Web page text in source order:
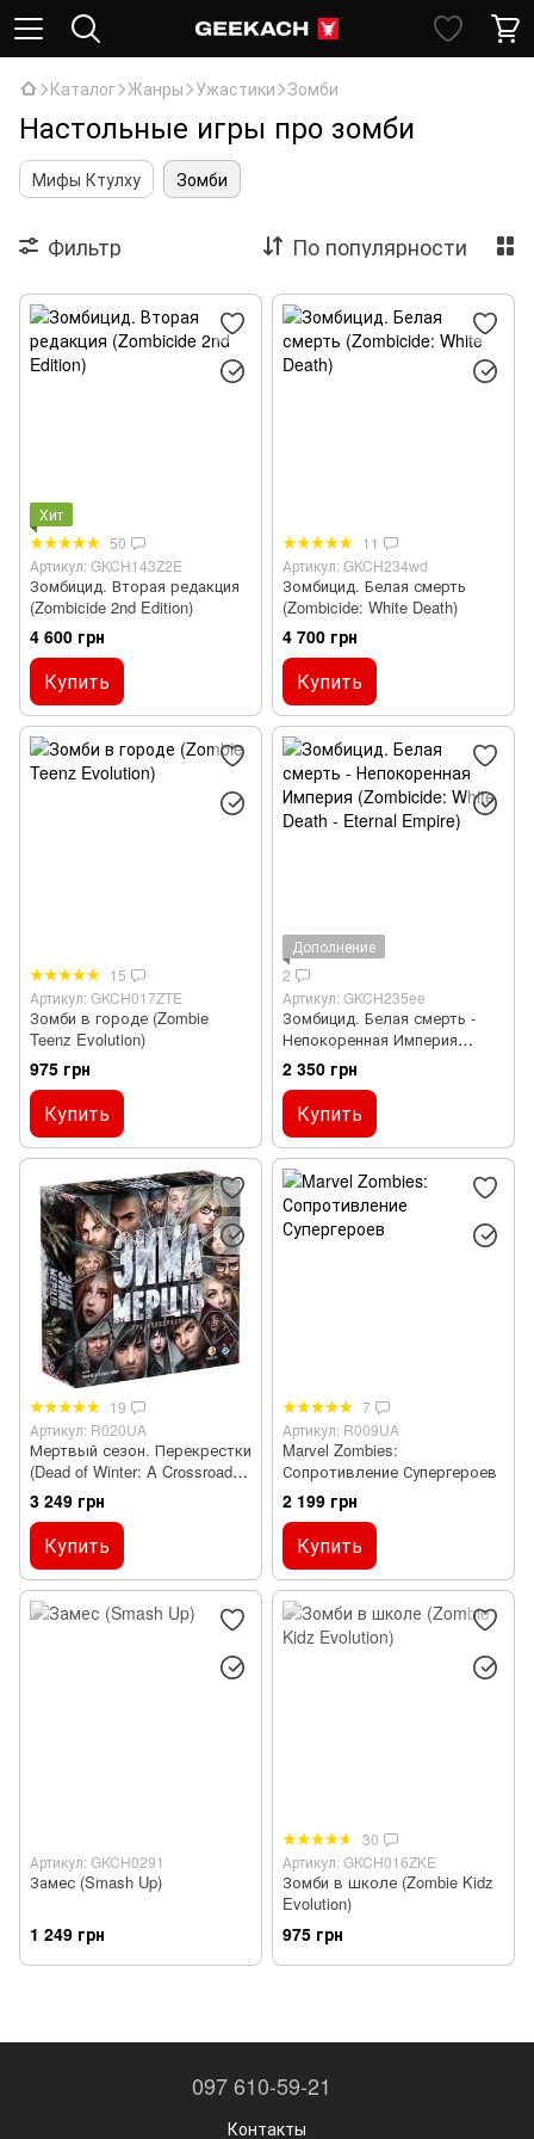
Каталог Жанры Ужастики Зомби
Настольные игры про зомби
Мифы Ктулху Зомби
Фильтр По популярности
Хит
50
Артикул: GKCH143Z2E
Зомбицид. Вторая редакция
(Zombicide 2nd Edition)
4 600 грн
Купить
11
Артикул: GKCH234wd
Зомбицид. Белая смерть
(Zombicide: White Death)
4 700 грн
Купить
15
Артикул: GKCH017ZTE
Зомби в городе (Zombie
Teenz Evolution)
975 грн
Купить
Дополнение
2
Артикул: GKCH235ee
Зомбицид. Белая смерть -
Непокоренная Империя
(Zombicide: White Death -
Eternal Empire)
2 350 грн
Купить
19
Артикул: R020UA
Мертвый сезон. Перекрестки
(Dead of Winter: A Crossroads
Game)
3 249 грн
Купить
7
Артикул: R009UA
Marvel Zombies:
Сопротивление Супергероев
2 199 грн
Купить
Артикул: GKCH0291
Замес (Smash Up)
1 249 грн
30
Артикул: GKCH016ZKE
Зомби в школе (Zombie Kidz
Evolution)
975 грн
097 610-59-21
Контакты